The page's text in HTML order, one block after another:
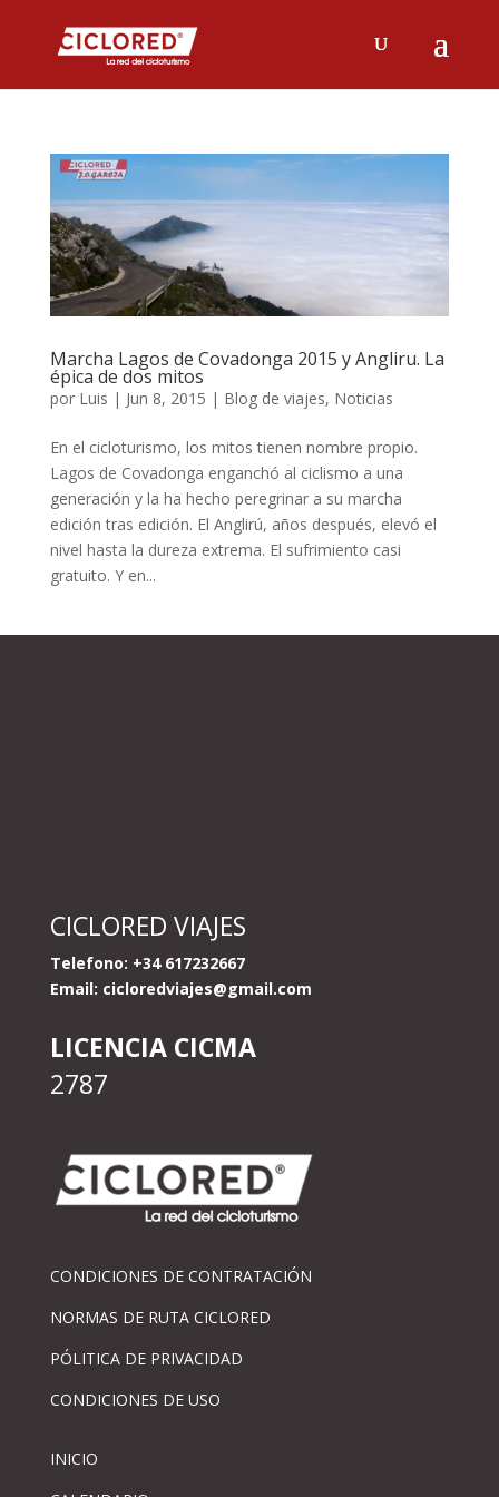
Marcha Lagos de Covadonga 2015 y Angliru. La
épica de dos mitos
por Luis | Jun 8, 2015 | Blog de viajes, Noticias
En el cicloturismo, los mitos tienen nombre propio.
Lagos de Covadonga enganchó al ciclismo a una
generación y la ha hecho peregrinar a su marcha
edición tras edición. El Anglirú, años después, elevó el
nivel hasta la dureza extrema. El sufrimiento casi
gratuito. Y en...
CICLORED VIAJES
Telefono: +34 617232667
Email: cicloredviajes@gmail.com
LICENCIA CICMA
2787
CONDICIONES DE CONTRATACIÓN
NORMAS DE RUTA CICLORED
PÓLITICA DE PRIVACIDAD
CONDICIONES DE USO
INICIO